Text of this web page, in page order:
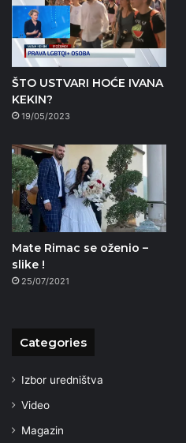
ŠTO USTVARI HOĆE IVANA
KEKIN?
19/05/2023
Mate Rimac se oženio –
slike !
25/07/2021
Categories
Izbor uredništva
Video
Magazin